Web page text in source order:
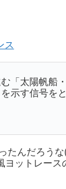
ス
「太陽帆船
示す信号を
たんだろう
ットレース